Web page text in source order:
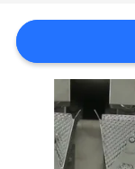
খবর